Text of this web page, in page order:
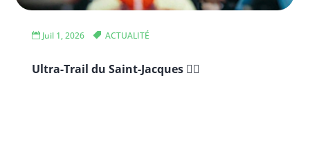
Ultra-Trail du Saint-Jacques 🏃‍♂️
Juil 1, 2026 ACTUALITÉ